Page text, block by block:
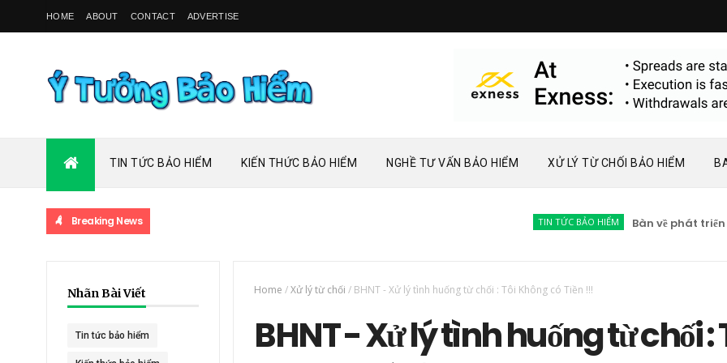
HOME ABOUT CONTACT ADVERTISE
TIN TỨC BẢO HIỂM KIẾN THỨC BẢO HIỂM NGHỀ TƯ VẤN BẢO HIỂM XỬ LÝ TỪ CHỐI BẢO HIỂM
Breaking News TIN TỨC BẢO HIỂM Bàn về phát triển thị
Nhãn Bài Viết
Tin tức bảo hiểm
Home /Xử lý từ chối / BHNT - Xử lý tình huống từ chối : Tôi Không có Tiền !!!
BHNT - Xử lý tình huống từ chối :